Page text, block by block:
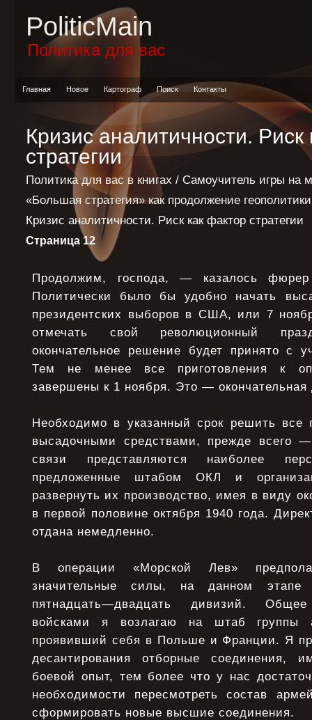
PoliticMain
Политика для вас
Главная Новое Картограф Поиск Контакты
Кризис аналитичности. Риск
стратегии
Политика для вас в книгах / Самоучитель игры на
«Большая стратегия» как продолжение
Кризис аналитичности. Риск как фактор стратегии
Страница 12
Продолжим, господа, — казалось
Политически было бы удобно начать
президентских выборов в США, или 7
отмечать свой революционный
окончательное решение будет принято с
Тем не менее все приготовления к
завершены к 1 ноября. Это — окончательная
Необходимо в указанный срок решить все
высадочными средствами, прежде всего
связи представляются наиболее
предложенные штабом ОКЛ и
развернуть их производство, имея в виду
в первой половине октября 1940 года.
отдана немедленно.
В операции «Морской Лев»
значительные силы, на данном
пятнадцать—двадцать дивизий.
войсками я возлагаю на штаб группы
проявивший себя в Польше и Франции. Я
десантирования отборные соединения,
боевой опыт, тем более что у нас
необходимости пересмотреть состав
сформировать новые высшие соединения.